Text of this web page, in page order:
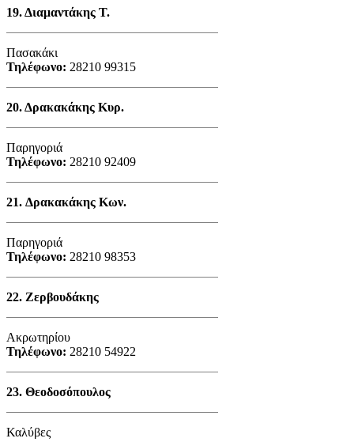
19.Διαμαντάκης Τ.
Πασακάκι
Τηλέφωνο: 28210 99315
20.Δρακακάκης Κυρ.
Παρηγοριά
Τηλέφωνο: 28210 92409
21. Δρακακάκης Κων.
Παρηγοριά
Τηλέφωνο: 28210 98353
22. Ζερβουδάκης
Ακρωτηρίου
Τηλέφωνο: 28210 54922
23. Θεοδοσόπουλος
Καλύβες